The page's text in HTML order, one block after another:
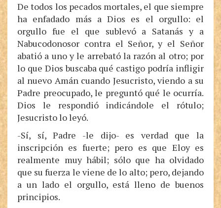
De todos los pecados mortales, el que siempre
ha enfadado más a Dios es el orgullo: el
orgullo fue el que sublevó a Satanás y a
Nabucodonosor contra el Señor, y el Señor
abatió a uno y le arrebató la razón al otro; por
lo que Dios buscaba qué castigo podría infligir
al nuevo Amán cuando Jesucristo, viendo a su
Padre preocupado, le preguntó qué le ocurría.
Dios le respondió indicándole el rótulo;
Jesucristo lo leyó.
-Sí, sí, Padre -le dijo- es verdad que la
inscripción es fuerte; pero es que Eloy es
realmente muy hábil; sólo que ha olvidado
que su fuerza le viene de lo alto; pero, dejando
a un lado el orgullo, está lleno de buenos
principios.